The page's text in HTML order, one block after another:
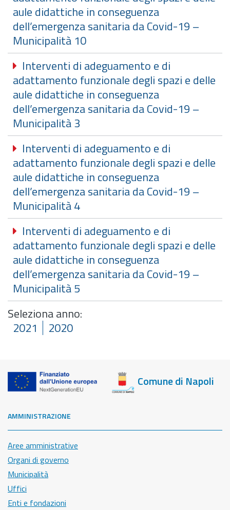
aule didattiche in conseguenza
dell’emergenza sanitaria da Covid-19 –
Municipalità 10
Interventi di adeguamento e di
adattamento funzionale degli spazi e delle
aule didattiche in conseguenza
dell’emergenza sanitaria da Covid-19 –
Municipalità 3
Interventi di adeguamento e di
adattamento funzionale degli spazi e delle
aule didattiche in conseguenza
dell’emergenza sanitaria da Covid-19 –
Municipalità 4
Interventi di adeguamento e di
adattamento funzionale degli spazi e delle
aule didattiche in conseguenza
dell’emergenza sanitaria da Covid-19 –
Municipalità 5
Seleziona anno:
2021
2020
Comune di Napoli
AMMINISTRAZIONE
Aree amministrative
Organi di governo
Municipalità
Uffici
Enti e fondazioni